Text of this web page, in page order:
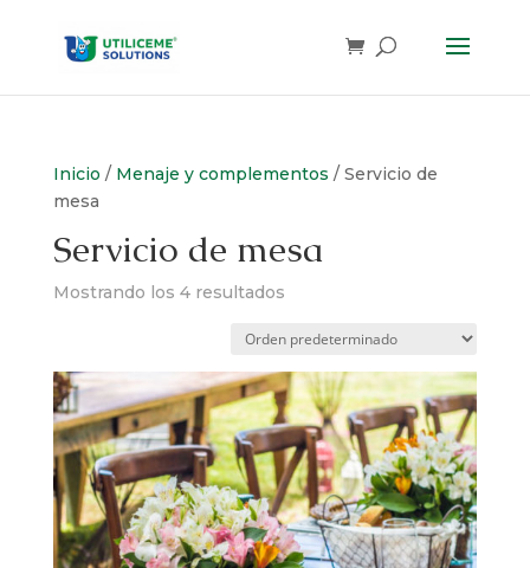
Inicio / Menaje y complementos / Servicio de
mesa
Servicio de mesa
Mostrando los 4 resultados